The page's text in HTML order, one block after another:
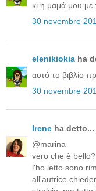
κι η μαμά μου με
30 novembre
elenikiokia ha
αυτό το βιβλίο
30 novembre
Irene ha detto...
@marina
vero che è
l'ho letto sono
all'autrice